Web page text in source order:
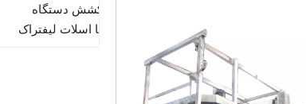
دستگاه بسته
بسته بندی پالت